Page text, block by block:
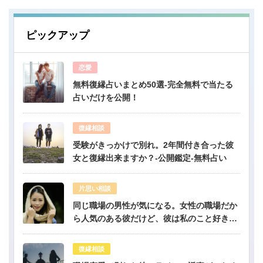
ピックアップ
恋愛
無料復縁占いまとめ50選-完全無料で当たる
占いだけを公開！
復縁相談
受験がきっかけで別れ。2年間付き合った彼
女と復縁出来ますか？-公開鑑定-無料占い
片思い相談
同じ職場の男性が気になる。女性の職場だか
ら人気のある彼だけど、彼は私のこと好き？-
復縁相談